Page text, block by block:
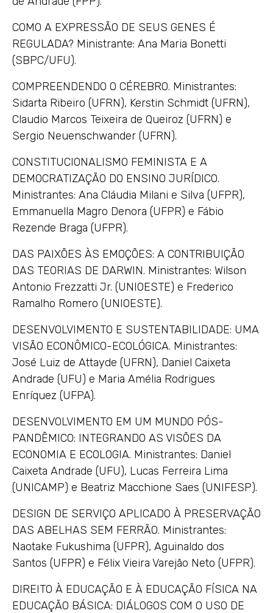
COMO A EXPRESSÃO DE SEUS GENES É
REGULADA? Ministrante: Ana Maria Bonetti
(SBPC/UFU).
COMPREENDENDO O CÉREBRO. Ministrantes:
Sidarta Ribeiro (UFRN), Kerstin Schmidt (UFRN),
Claudio Marcos Teixeira de Queiroz (UFRN) e
Sergio Neuenschwander (UFRN).
CONSTITUCIONALISMO FEMINISTA E A
DEMOCRATIZAÇÃO DO ENSINO JURÍDICO.
Ministrantes: Ana Cláudia Milani e Silva (UFPR),
Emmanuella Magro Denora (UFPR) e Fábio
Rezende Braga (UFPR).
DAS PAIXÕES ÀS EMOÇÕES: A CONTRIBUIÇÃO
DAS TEORIAS DE DARWIN. Ministrantes: Wilson
Antonio Frezzatti Jr. (UNIOESTE) e Frederico
Ramalho Romero (UNIOESTE).
DESENVOLVIMENTO E SUSTENTABILIDADE: UMA
VISÃO ECONÔMICO-ECOLÓGICA. Ministrantes:
José Luiz de Attayde (UFRN), Daniel Caixeta
Andrade (UFU) e Maria Amélia Rodrigues
Enríquez (UFPA).
DESENVOLVIMENTO EM UM MUNDO PÓS-
PANDÊMICO: INTEGRANDO AS VISÕES DA
ECONOMIA E ECOLOGIA. Ministrantes: Daniel
Caixeta Andrade (UFU), Lucas Ferreira Lima
(UNICAMP) e Beatriz Macchione Saes (UNIFESP).
DESIGN DE SERVIÇO APLICADO À PRESERVAÇÃO
DAS ABELHAS SEM FERRÃO. Ministrantes:
Naotake Fukushima (UFPR), Aguinaldo dos
Santos (UFPR) e Félix Vieira Varejão Neto (UFPR).
DIREITO À EDUCAÇÃO E À EDUCAÇÃO FÍSICA NA
EDUCAÇÃO BÁSICA: DIÁLOGOS COM O USO DE